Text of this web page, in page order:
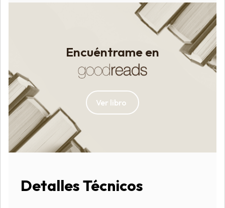
Encuéntrame en
Ver libro
Detalles Técnicos